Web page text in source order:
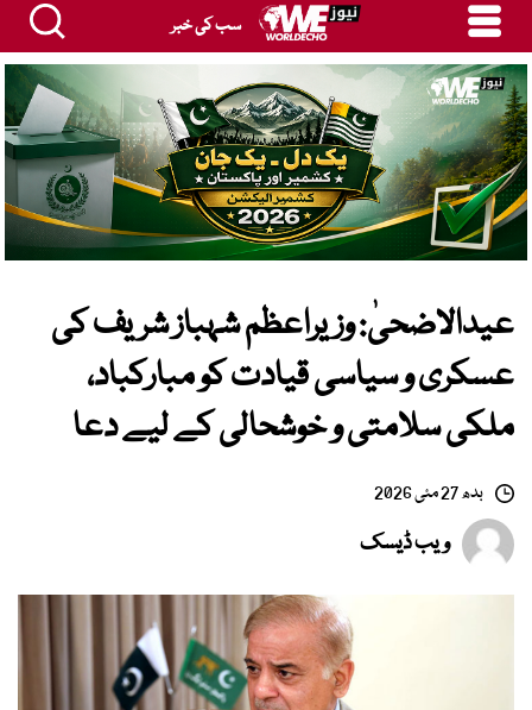
سب کی خبر
عیدالاضحیٰ: وزیراعظم شہباز شریف کی
عسکری و سیاسی قیادت کو مبارکباد،
ملکی سلامتی و خوشحالی کے لیے دعا
بدھ 27 مئی 2026
ویب ڈیسک